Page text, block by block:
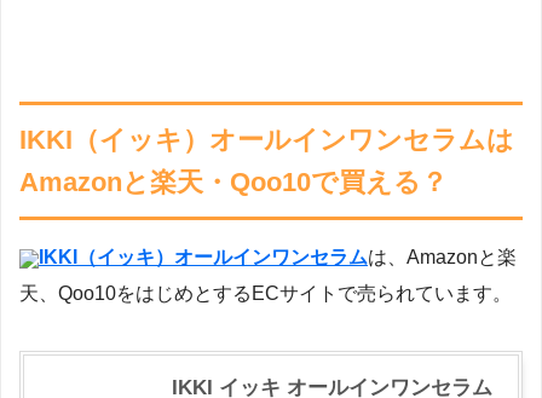
IKKI（イッキ）オールインワンセラムは
Amazonと楽天・Qoo10で買える？
IKKI（イッキ）オールインワンセラムは、Amazonと楽
天、Qoo10をはじめとするECサイトで売られています。
IKKI イッキ オールインワンセラム